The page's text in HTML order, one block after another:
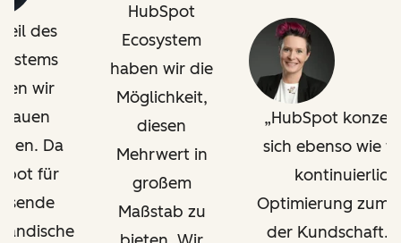
des
wir
Da
für
HubSpot
Ecosystem
haben wir die
Möglichkeit,
diesen
Mehrwert in
großem
Maßstab zu
HubSpot
sich ebenso wie
Optimierung zum
der Kundschaft.